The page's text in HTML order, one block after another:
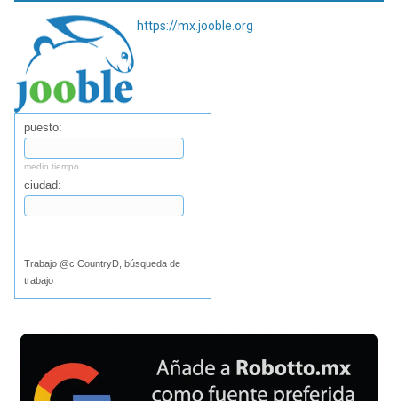
https://mx.jooble.org
puesto:
medio tiempo
ciudad:
Trabajo @c:CountryD, búsqueda de
trabajo